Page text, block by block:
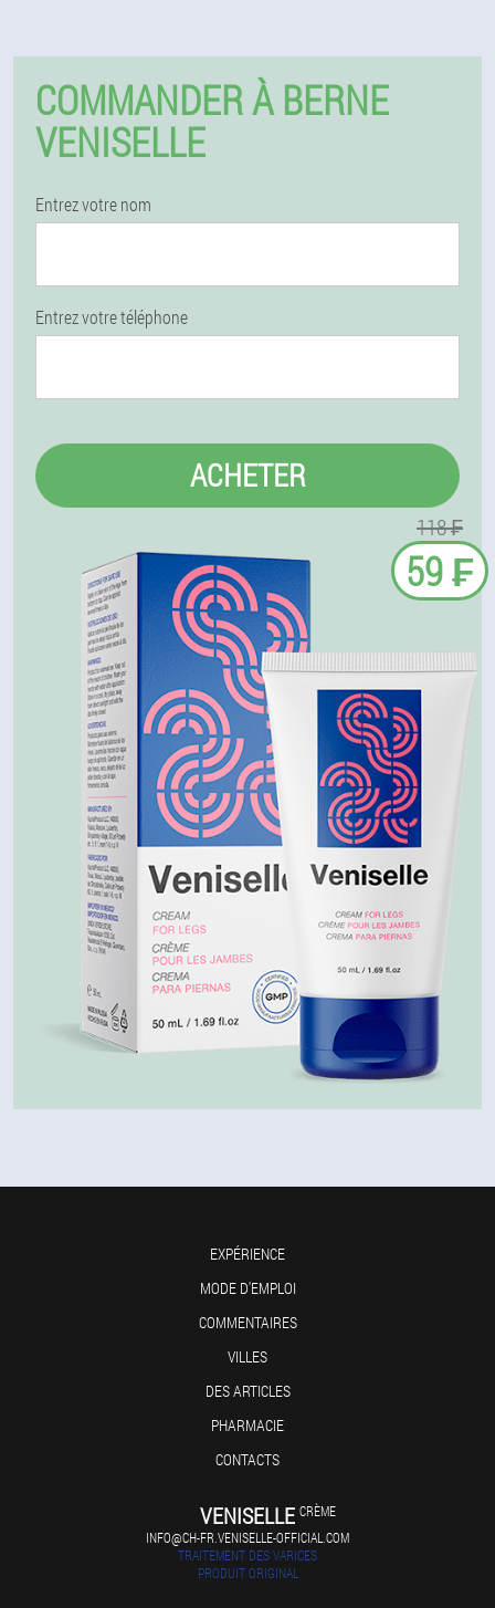
COMMANDER À BERNE
VENISELLE
Entrez votre nom
Entrez votre téléphone
ACHETER
118 ₣
59 ₣
EXPÉRIENCE
MODE D'EMPLOI
COMMENTAIRES
VILLES
DES ARTICLES
PHARMACIE
CONTACTS
VENISELLE CRÈME
INFO@CH-FR.VENISELLE-OFFICIAL.COM
TRAITEMENT DES VARICES
PRODUIT ORIGINAL